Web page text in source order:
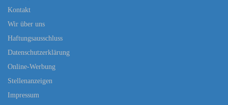
Kontakt
Wir über uns
Haftungsausschluss
Datenschutzerklärung
Online-Werbung
Stellenanzeigen
Impressum